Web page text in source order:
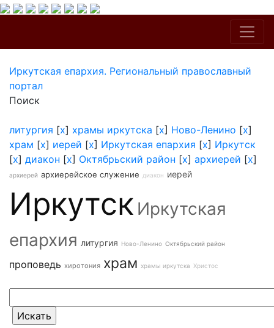
Иркутская епархия. Региональный православный
портал
Поиск
литургия [x] храмы иркутска [x] Ново-Ленино [x]
храм [x] иерей [x] Иркутская епархия [x] Иркутск
[x] диакон [x] Октябрьский район [x] архиерей [x]
архиерей архиерейское служение диакон иерей
Иркутск Иркутская
епархия литургия Ново-Ленино Октябрьский район
проповедь хиротония храм храмы иркутска Христос